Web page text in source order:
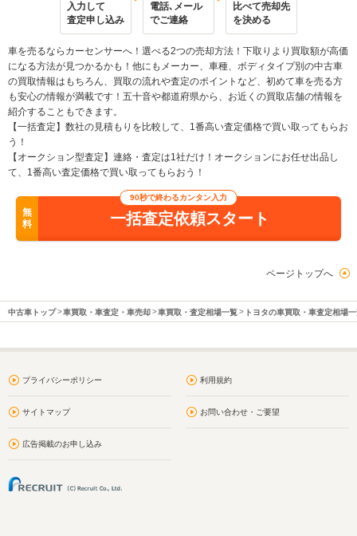
入力して
査定申し込み
電話､メール
でご連絡
比べて売却先
を決める
車を売るならカーセンサーへ！選べる2つの売却方法！下取りより買取額が高価
になる方法が見つかるかも！他にもメーカー、車種、ボディタイプ別の中古車
の買取情報はもちろん、買取の流れや査定のポイントなど、初めて車を売る方
も安心の情報が満載です！五十音や都道府県から、お近くの買取店舗の情報を
紹介することもできます。
【一括査定】数社の見積もりを比較して、1番高い査定価格で買い取ってもらお
う！
【オークション型査定】連絡・査定は1社だけ！オークションにお任せ出品し
て、1番高い査定価格で買い取ってもらおう！
無
料
90秒で終わるカンタン入力
一括査定依頼スタート
ページトップへ
中古車トップ 車買取・車査定・車売却 車買取・査定相場一覧 トヨタの車買取・車査定相場
プライバシーポリシー 利用規約
サイトマップ お問い合わせ・ご要望
広告掲載のお申し込み